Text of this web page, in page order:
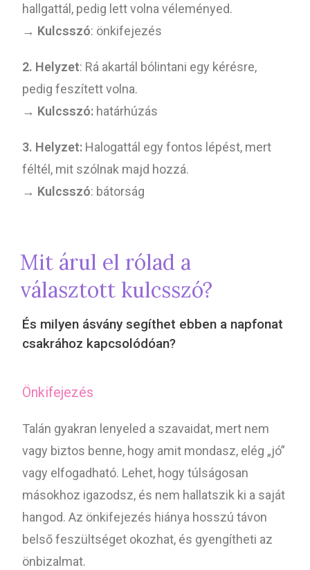
hallgattál, pedig lett volna véleményed.
→ Kulcsszó: önkifejezés
2. Helyzet: Rá akartál bólintani egy kérésre,
pedig feszített volna.
→ Kulcsszó: határhúzás
3. Helyzet: Halogattál egy fontos lépést, mert
féltél, mit szólnak majd hozzá.
→ Kulcsszó: bátorság
Mit árul el rólad a
választott kulcsszó?
És milyen ásvány segíthet ebben a napfonat
csakrához kapcsolódóan?
Önkifejezés
Talán gyakran lenyeled a szavaidat, mert nem
vagy biztos benne, hogy amit mondasz, elég „jó”
vagy elfogadható. Lehet, hogy túlságosan
másokhoz igazodsz, és nem hallatszik ki a saját
hangod. Az önkifejezés hiánya hosszú távon
belső feszültséget okozhat, és gyengítheti az
önbizalmat.